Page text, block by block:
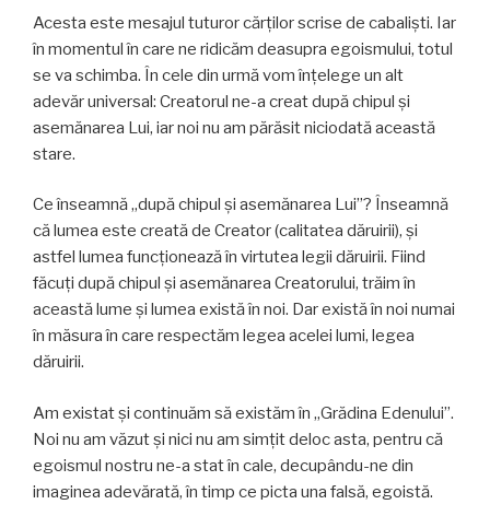
Acesta este mesajul tuturor cărților scrise de cabaliști. Iar
în momentul în care ne ridicăm deasupra egoismului, totul
se va schimba. În cele din urmă vom înțelege un alt
adevăr universal: Creatorul ne-a creat după chipul și
asemănarea Lui, iar noi nu am părăsit niciodată această
stare.
Ce înseamnă „după chipul și asemănarea Lui”? Înseamnă
că lumea este creată de Creator (calitatea dăruirii), şi
astfel lumea funcţionează în virtutea legii dăruirii. Fiind
făcuţi după chipul și asemănarea Creatorului, trăim în
această lume și lumea există în noi. Dar există în noi numai
în măsura în care respectăm legea acelei lumi, legea
dăruirii.
Am existat și continuăm să existăm în „Grădina Edenului”.
Noi nu am văzut și nici nu am simțit deloc asta, pentru că
egoismul nostru ne-a stat în cale, decupându-ne din
imaginea adevărată, în timp ce picta una falsă, egoistă.